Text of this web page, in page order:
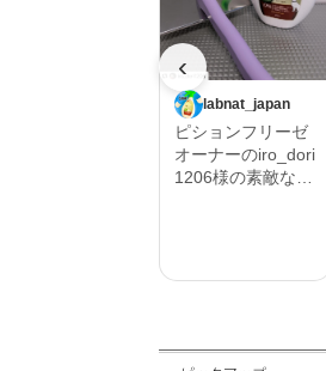
labnat_japan
ピションフリーゼ
オーナーのiro_dori
1206様の素敵な投
最近のお買い物⁡ ⁡🆕
‹